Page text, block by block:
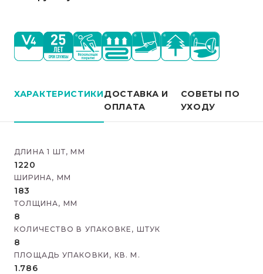
ХАРАКТЕРИСТИКИДОСТАВКА И
ОПЛАТА
СОВЕТЫ ПО
УХОДУ
ДЛИНА 1 ШТ, ММ
1220
ШИРИНА, ММ
183
ТОЛЩИНА, ММ
8
КОЛИЧЕСТВО В УПАКОВКЕ, ШТУК
8
ПЛОЩАДЬ УПАКОВКИ, КВ. М.
1.786